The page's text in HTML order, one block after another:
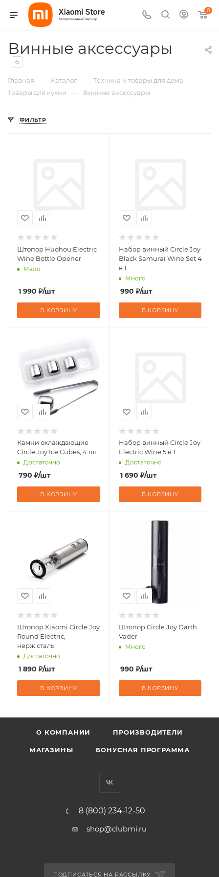
0
Винные аксессуары
6
Главная — Каталог — Техника и товары для дома —
Товары для кухни — Винные аксессуары
ФИЛЬТР
Штопор Huohou Electric
Wine Bottle Opener
Мало
1 990 ₽/шт
В КОРЗИНУ
Набор винный Circle Joy
Black Samurai Wine Set 4
в 1
Много
990 ₽/шт
В КОРЗИНУ
Камни охлаждающие
Circle Joy Ice Cubes, 4 шт
Достаточно
790 ₽/шт
В КОРЗИНУ
Набор винный Circle Joy
Electric Wine 5 в 1
Достаточно
1 690 ₽/шт
В КОРЗИНУ
Штопор Xiaomi Circle Joy
Round Electric,
нерж.сталь
Достаточно
1 890 ₽/шт
В КОРЗИНУ
Штопор Circle Joy Darth
Vader
Много
990 ₽/шт
В КОРЗИНУ
О КОМПАНИИ ПРОИЗВОДИТЕЛИ
МАГАЗИНЫ БОНУСНАЯ ПРОГРАММА
8 (800) 234-12-50
shop@clubmi.ru
ПОДПИСАТЬСЯ НА РАССЫЛКУ